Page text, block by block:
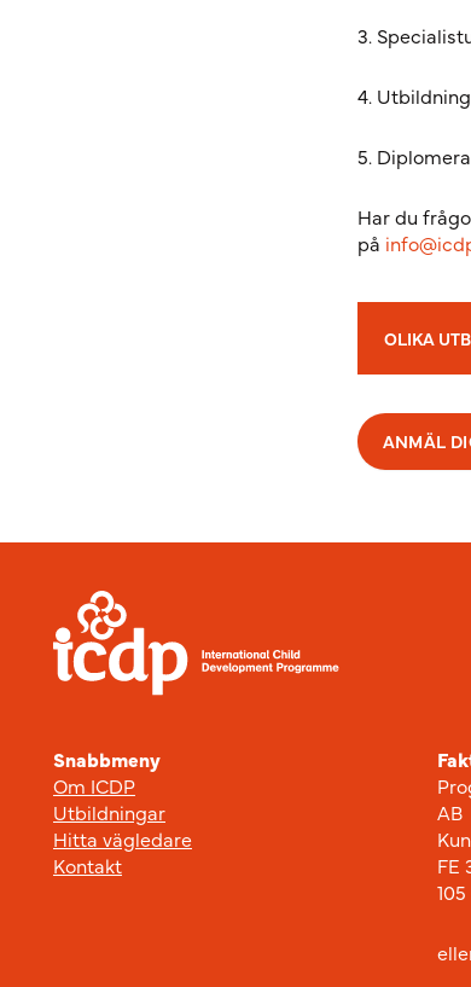
3.
4.
5.
Har du
på
OLIKA
ANMÄL
Sidfot
Snabbmeny
Om ICDP
Utbildningar
Hitta vägledare
Kontakt
AB
FE